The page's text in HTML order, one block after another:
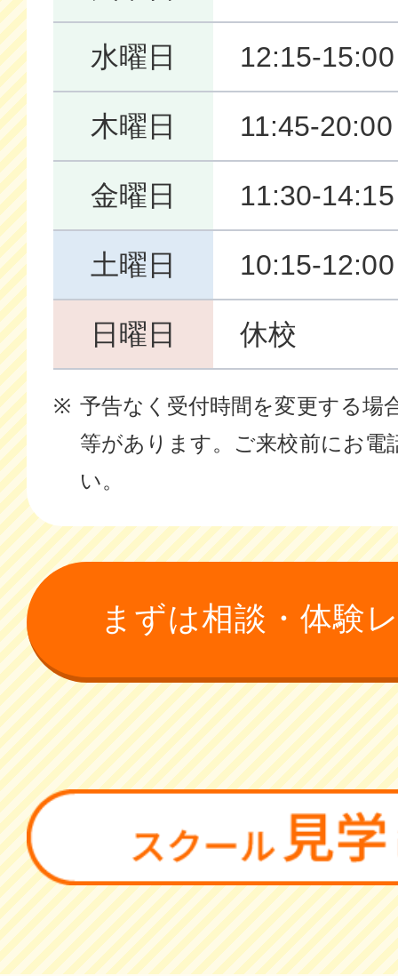
水曜日 12:15-
木曜日 11:45-20:00
金曜日 11:30-
土曜日 10:15-
日曜日 休校
予告なく受付時間を変更する場
等があります。ご来校前にお電
い。
まずは相談・体験